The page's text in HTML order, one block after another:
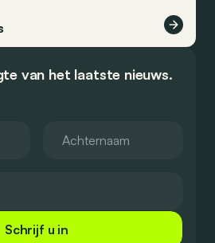
van het laatste nieuws.
Schrijf u in